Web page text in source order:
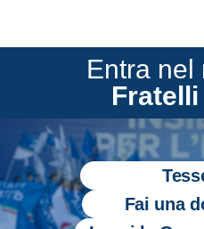
Entra nel
Fai una